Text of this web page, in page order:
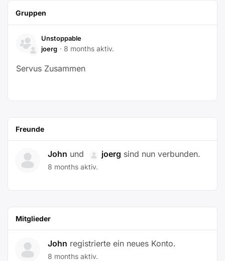
Gruppen
Unstoppable
joerg
8 months aktiv.
Servus Zusammen
Freunde
John und joerg sind nun verbunden.
8 months aktiv.
Mitglieder
John registrierte ein neues Konto.
8 months aktiv.